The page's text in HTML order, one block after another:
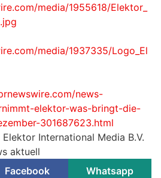
media/1955618/Elektor_
media/1937335/Logo_El
news-
elektor-was-bringt-die-
301687623.html
International Media B.V.
aktuell
Facebook Whatsapp